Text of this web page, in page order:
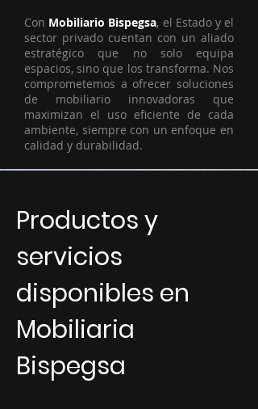
Con Mobiliario Bispegsa, el Estado y el
sector privado cuentan con un aliado
estratégico que no solo equipa
espacios, sino que los transforma. Nos
comprometemos a ofrecer soluciones
de mobiliario innovadoras que
maximizan el uso eficiente de cada
ambiente, siempre con un enfoque en
calidad y durabilidad.
Productos y
servicios
disponibles en
Mobiliaria
Bispegsa